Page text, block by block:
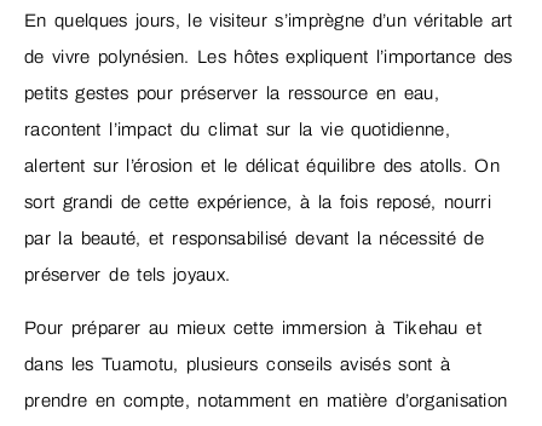
En quelques jours, le visiteur s’imprègne d’un véritable art
de vivre polynésien. Les hôtes expliquent l’importance des
petits gestes pour préserver la ressource en eau,
racontent l’impact du climat sur la vie quotidienne,
alertent sur l’érosion et le délicat équilibre des atolls. On
sort grandi de cette expérience, à la fois reposé, nourri
par la beauté, et responsabilisé devant la nécessité de
préserver de tels joyaux.
Pour préparer au mieux cette immersion à Tikehau et
dans les Tuamotu, plusieurs conseils avisés sont à
prendre en compte, notamment en matière d’organisation